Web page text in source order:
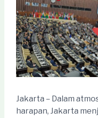
Jakarta – Dalam
harapan, Jakarta